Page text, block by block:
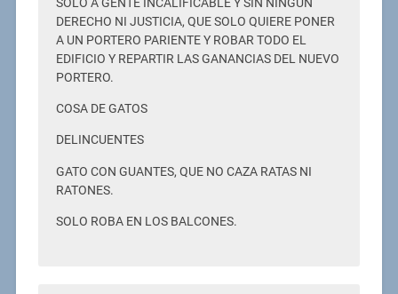
DERECHO NI JUSTICIA, QUE SOLO QUIERE PONER
A UN PORTERO PARIENTE Y ROBAR TODO EL
EDIFICIO Y REPARTIR LAS GANANCIAS DEL NUEVO
PORTERO.
COSA DE GATOS
DELINCUENTES
GATO CON GUANTES, QUE NO CAZA RATAS NI
RATONES.
SOLO ROBA EN LOS BALCONES.